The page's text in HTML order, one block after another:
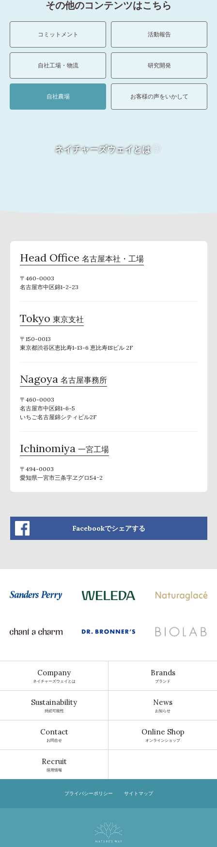
その他のコンテンツはこちら
コミットメント 活動報告
自社工場・物流 研究開発
自社農場 お客様の声をいかして
ネイチャーズウェイとは
Head Office 名古屋本社・工場
〒460-0003
名古屋市中区錦1-2-23
Tokyo 東京支社
〒150-0013
東京都渋谷区恵比寿1-13-6 恵比寿ISビル 2F
Nagoya 名古屋事務所
〒460-0003
名古屋市中区錦1-6-5
いちご名古屋錦シティビル2F
Ichinomiya 一宮工場
〒494-0003
愛知県一宮市三条字ヱグロ54−2
Facebookでシェアする
Company
ネイチャーズウェイとは
Brands
ブランド
Sustainability
持続可能性
News
お知らせ
Contact
お問合せ
Online Shop
オンラインショップ
Recruit
採用情報
プライバシーポリシー サイトマップ